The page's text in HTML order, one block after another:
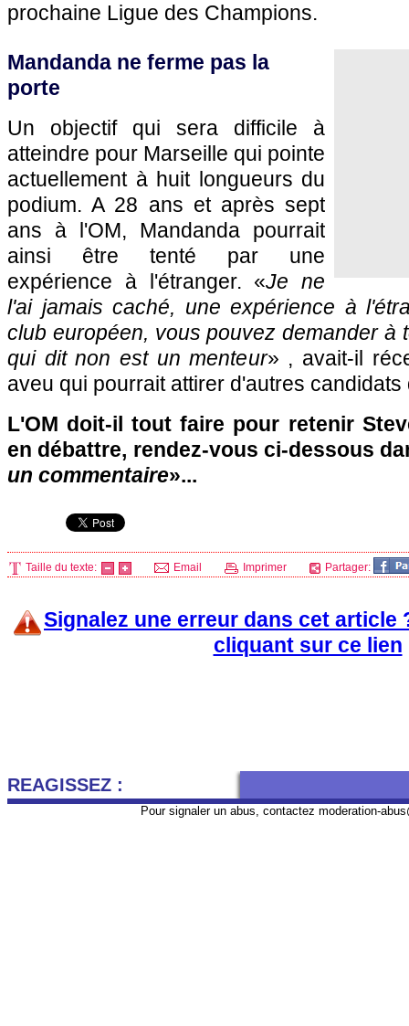
prochaine Ligue des Champions.
Mandanda ne ferme pas la
porte
Un objectif qui sera difficile à
atteindre pour Marseille qui pointe
actuellement à huit longueurs du
podium. A 28 ans et après sept
ans à l'OM, Mandanda pourrait
ainsi être tenté par une
expérience à l'étranger. «Je ne
l'ai jamais caché, une expérience à
club européen, vous pouvez demander à
qui dit non est un menteur» , avait-il
aveu qui pourrait attirer d'autres
L'OM doit-il tout faire pour retenir
en débattre, rendez-vous ci-dessous
un commentaire»...
Taille du texte: Email Imprimer Partager:
Signalez une erreur dans cet article
cliquant sur ce lien
REAGISSEZ :
Pour signaler un abus, contactez moderation-